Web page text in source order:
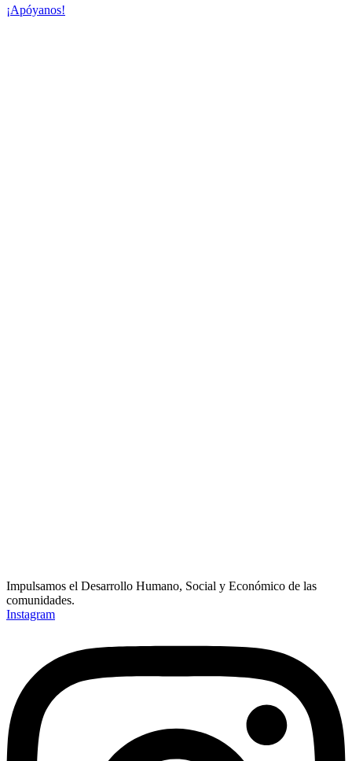
¡Apóyanos!
Impulsamos el Desarrollo Humano, Social y Económico de las
comunidades.
Instagram